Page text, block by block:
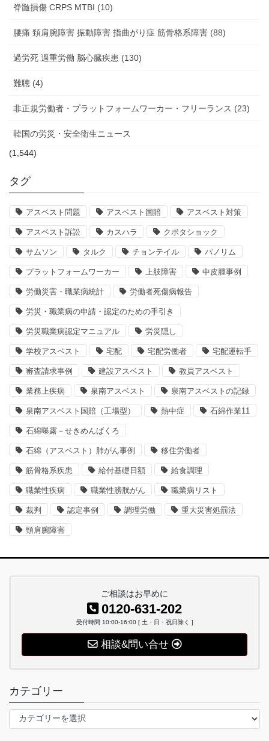
脊髄損傷 CRPS MTBI (10)
腰痛 頚肩腕障害 振動障害 指曲がり症 筋骨格系障害 (88)
過労死 過重労働 脳心臓疾患 (130)
難聴 (4)
非正規労働者・プラットフォームワーカー・フリーランス (23)
韓国の労災・安全衛生ニュース
(1,544)
タグ
アスベスト問題 アスベスト国賠 アスベスト対策
アスベスト訴訟 カスハラ クボタショック
サムソン タルク チョンテイル パノリム
プラットフォームワーカー 上肢障害 中皮腫事例
労働災害・職業病統計 労働者死傷病報告
労災・職業病の申請・認定のための手引き
労災職業病認定マニュアル 労災隠し
学校アスベスト 宅配 宅配労働者 宅配運転手
審査請求事例 建設アスベスト 教員アスベスト
業務上疾病 泉南アスベスト 泉南アスベストの記録
泉南アスベスト国賠（工場型） 熱中症 石綿作業11
石綿曝露－せきめんばくろ
石綿（アスベスト）肺がん事例 移住労働者
筋骨格系疾患 給付基礎日額 給食調理
職業性疾病 職業性膀胱がん 職業病リスト
裁判 認定事例 調理労働 重大災害処罰法
頸肩腕障害
ご相談はお早めに
0120-631-202
受付時間 10:00-16:00 [ 土・日・祝日除く ]
相談&問い合せ
カテゴリー
テ